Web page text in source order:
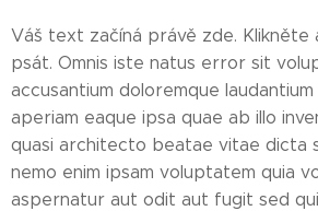
Váš text začíná právě zde. Klikněte
psát. Omnis iste natus error sit
accusantium doloremque
aperiam eaque ipsa quae ab illo
quasi architecto beatae vitae dicta
nemo enim ipsam voluptatem quia
aspernatur aut odit aut fugit sed